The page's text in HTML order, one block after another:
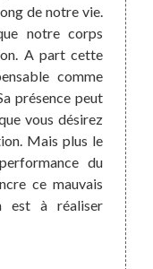
de notre vie.
notre corps
A part cette
comme
présence peut
vous désirez
Mais plus le
du
ce mauvais
est à réaliser
La
Car,